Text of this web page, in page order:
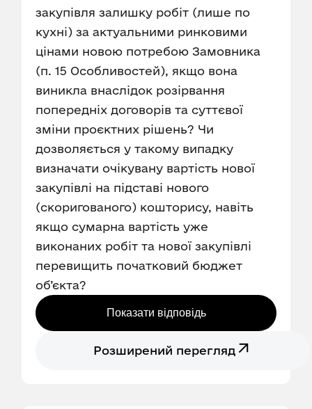
закупівля залишку робіт (лише по
кухні) за актуальними ринковими
цінами новою потребою Замовника
(п. 15 Особливостей), якщо вона
виникла внаслідок розірвання
попередніх договорів та суттєвої
зміни проєктних рішень? Чи
дозволяється у такому випадку
визначати очікувану вартість нової
закупівлі на підставі нового
(скоригованого) кошторису, навіть
якщо сумарна вартість уже
виконаних робіт та нової закупівлі
перевищить початковий бюджет
об’єкта?
Показати відповідь
Розширений перегляд